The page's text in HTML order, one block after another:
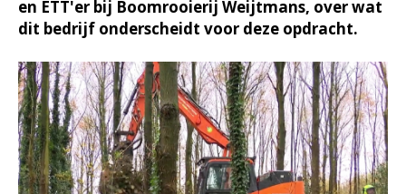
en ETT'er bij Boomrooierij Weijtmans, over wat
dit bedrijf onderscheidt voor deze opdracht.